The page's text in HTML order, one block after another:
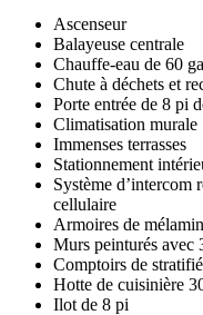
Ascenseur
Balayeuse centrale
Chauffe-eau de 60
Chute à déchets et
Porte entrée de 8 pi
Climatisation murale
Immenses terrasses
Stationnement
Système d’intercom
cellulaire
Armoires de
Murs peinturés avec
Comptoirs de stratifié
Hotte de cuisinière
Ilot de 8 pi